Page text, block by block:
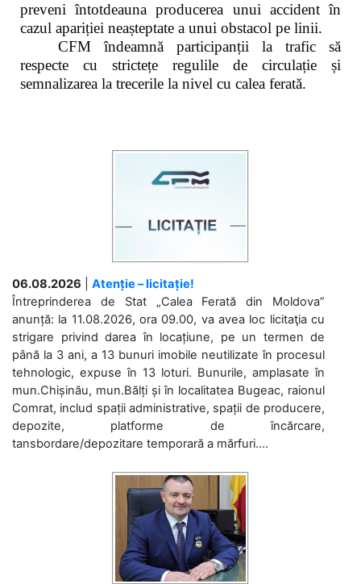
preveni întotdeauna producerea unui accident în
cazul apariției neașteptate a unui obstacol pe linii.
CFM îndeamnă participanții la trafic să
respecte cu strictețe regulile de circulație și
semnalizarea la trecerile la nivel cu calea ferată.
06.08.2026
Atenție – licitație!
Întreprinderea de Stat „Calea Ferată din Moldova”
anunță: la 11.08.2026, ora 09.00, va avea loc licitaţia cu
strigare privind darea în locațiune, pe un termen de
până la 3 ani, a 13 bunuri imobile neutilizate în procesul
tehnologic, expuse în 13 loturi. Bunurile, amplasate în
mun.Chișinău, mun.Bălți și în localitatea Bugeac, raionul
Comrat, includ spații administrative, spații de producere,
depozite, platforme de încărcare,
tansbordare/depozitare temporară a mărfuri....